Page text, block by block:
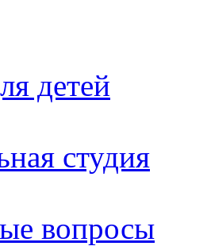
детей
студия
вопросы